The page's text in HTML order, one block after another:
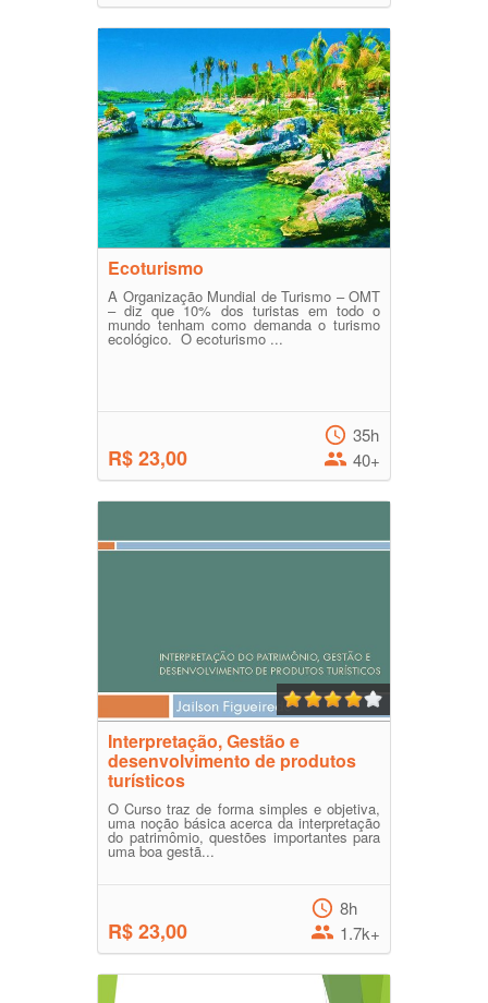
Ecoturismo
A Organização Mundial de Turismo – OMT
– diz que 10% dos turistas em todo o
mundo tenham como demanda o turismo
ecológico. O ecoturismo ...
R$ 23,00
35h
40+
Interpretação, Gestão e
desenvolvimento de produtos
turísticos
O Curso traz de forma simples e objetiva,
uma noção básica acerca da interpretação
do patrimômio, questões importantes para
uma boa gestã...
R$ 23,00
8h
1.7k+